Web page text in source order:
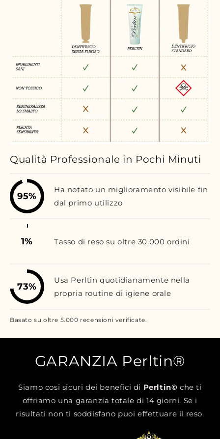
Qualità Professionale in Pochi Minuti
95%
Ha notato un miglioramento visibile fin
dal primo utilizzo
1% Tasso di reso su oltre 30.000 ordini
73%
Usa Perltin quotidianamente nella
propria routine di igiene orale
Basato su oltre 5.000 recensioni verificate.
GARANZIA Perltin®
Siamo cosi sicuri dei benefici di Perltin©che ti
offriamo una garanzia totale di 14 giorni. Se i
risultati non ti soddisfano puoi effettuare il reso.